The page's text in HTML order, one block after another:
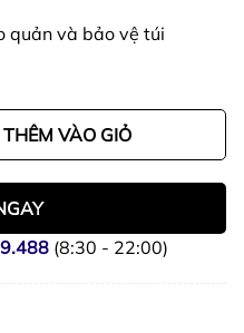
quản và bảo vệ túi
THÊM VÀO GIỎ
(8:30 - 22:00)